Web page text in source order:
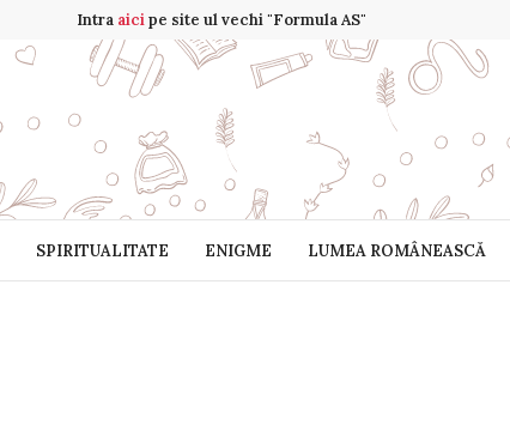
Intra aicipe site ul vechi "Formula AS"
SPIRITUALITATE ENIGME LUMEA ROMÂNEASCĂ